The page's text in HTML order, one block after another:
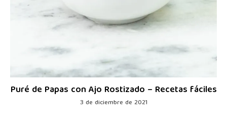
Puré de Papas con Ajo Rostizado – Recetas fáciles
3 de diciembre de 2021